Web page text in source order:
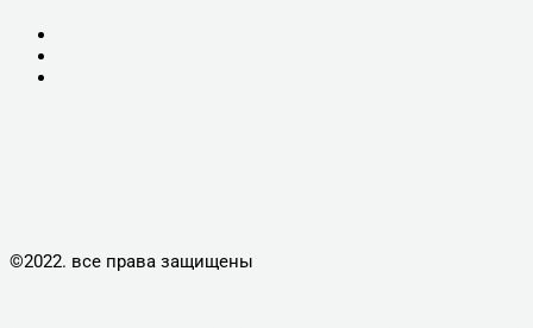
©2022. все права защищены